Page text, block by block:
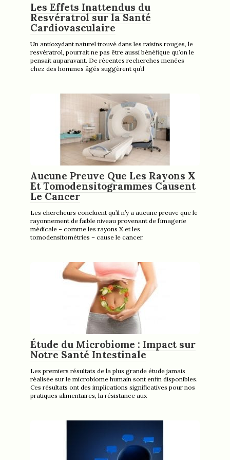
Les Effets Inattendus du
Resvératrol sur la Santé
Cardiovasculaire
Un antioxydant naturel trouvé dans les raisins rouges, le
resvératrol, pourrait ne pas être aussi bénéfique qu’on le
pensait auparavant. De récentes recherches menées
chez des hommes âgés suggèrent qu’il
Aucune Preuve Que Les Rayons X
Et Tomodensitogrammes Causent
Le Cancer
Les chercheurs concluent qu’il n’y a aucune preuve que le
rayonnement de faible niveau provenant de l’imagerie
médicale – comme les rayons X et les
tomodensitométries – cause le cancer.
Étude du Microbiome : Impact sur
Notre Santé Intestinale
Les premiers résultats de la plus grande étude jamais
réalisée sur le microbiome humain sont enfin disponibles.
Ces résultats ont des implications significatives pour nos
pratiques alimentaires, la résistance aux